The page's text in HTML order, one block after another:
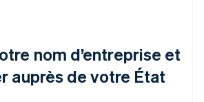
nom d’entreprise et
auprès de votre État